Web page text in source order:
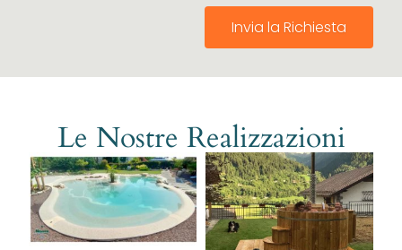
Invia la Richiesta
Le Nostre Realizzazioni